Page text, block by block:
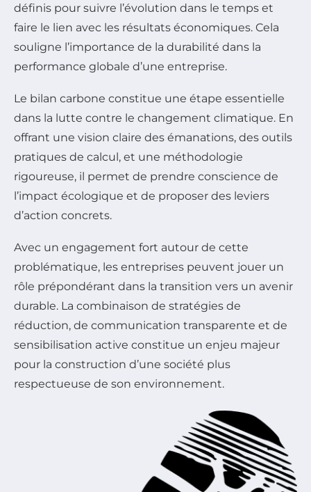
définis pour suivre l’évolution dans le temps et
faire le lien avec les résultats économiques. Cela
souligne l’importance de la durabilité dans la
performance globale d’une entreprise.
Le bilan carbone constitue une étape essentielle
dans la lutte contre le changement climatique. En
offrant une vision claire des émanations, des outils
pratiques de calcul, et une méthodologie
rigoureuse, il permet de prendre conscience de
l’impact écologique et de proposer des leviers
d’action concrets.
Avec un engagement fort autour de cette
problématique, les entreprises peuvent jouer un
rôle prépondérant dans la transition vers un avenir
durable. La combinaison de stratégies de
réduction, de communication transparente et de
sensibilisation active constitue un enjeu majeur
pour la construction d’une société plus
respectueuse de son environnement.